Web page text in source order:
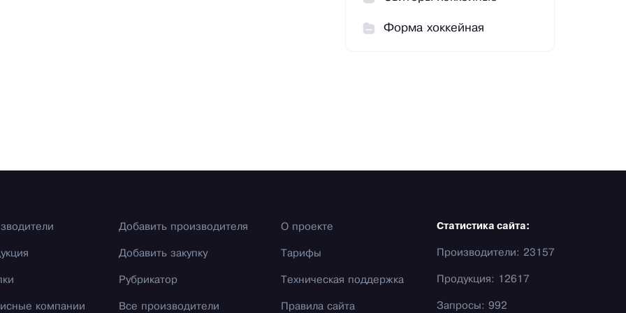
Форма хоккейная
компании
Добавить производителя
Добавить закупку
Рубрикатор
Все производители
О проекте
Тарифы
Техническая поддержка
Правила сайта
Статистика сайта:
Производители: 23157
Продукция: 12617
Запросы: 992